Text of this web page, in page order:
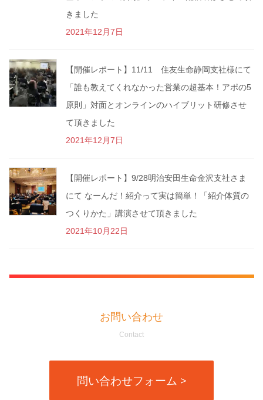
きました
2021年12月7日
【開催レポート】11/11 住友生命静岡支社様にて
「誰も教えてくれなかった営業の超基本！アポの5
原則」対面とオンラインのハイブリット研修させ
て頂きました
2021年12月7日
【開催レポート】9/28明治安田生命金沢支社さま
にて なーんだ！紹介って実は簡単！「紹介体質の
つくりかた」講演させて頂きました
2021年10月22日
お問い合わせ
Contact
問い合わせフォーム >